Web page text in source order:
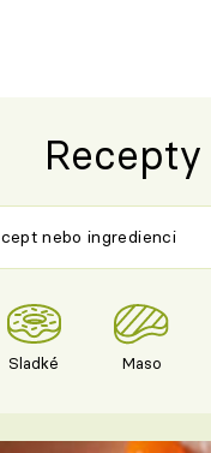
Recepty
Sladké Maso